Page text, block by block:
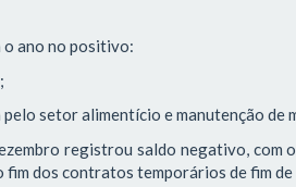
ano no positivo:
setor alimentício e manutenção de
registrou saldo negativo, com
dos contratos temporários de fim de